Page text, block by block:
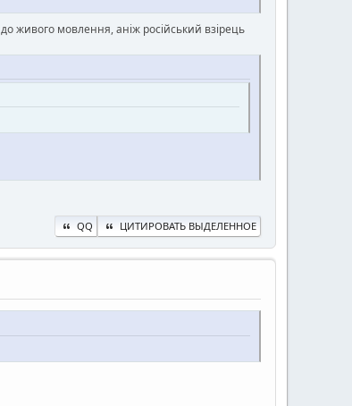
живого мовлення, аніж російський взірець
QQ ЦИТИРОВАТЬ ВЫДЕЛЕННОЕ